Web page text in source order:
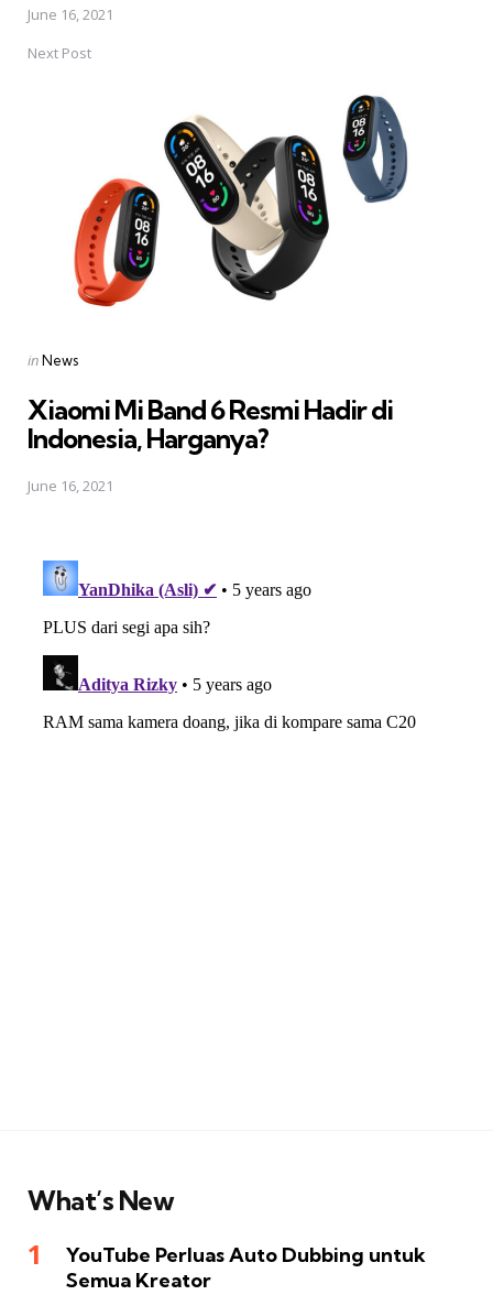
June 16, 2021
Next Post
Posted
inNews
Xiaomi Mi Band 6 Resmi Hadir di
Indonesia, Harganya?
June 16, 2021
What’s New
YouTube Perluas Auto Dubbing untuk
Semua Kreator